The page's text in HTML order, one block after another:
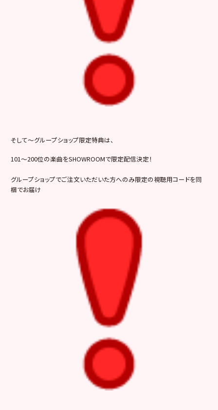
そして～グループショップ限定特典は、
101～200位の楽曲をSHOWROOMで限定配信決定！
グループショップでご注文いただいた方へのみ限定の視聴用コードを同
梱でお届け